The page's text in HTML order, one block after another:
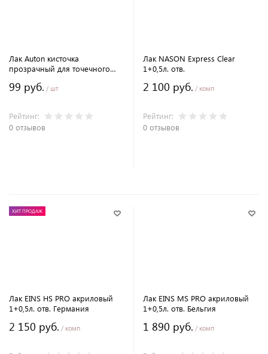
Лак Auton кисточка
прозрачный для точечного
99 руб. / шт
Рейтинг:
0 отзывов
Лак NASON Express Clear
1+0,5л. отв.
2 100 руб. / комп
Рейтинг:
0 отзывов
ХИТ ПРОДАЖ
Лак EINS HS PRO акриловый
1+0,5л. отв. Германия
2 150 руб. / комп
Лак EINS MS PRO акриловый
1+0,5л. отв. Бельгия
1 890 руб. / комп